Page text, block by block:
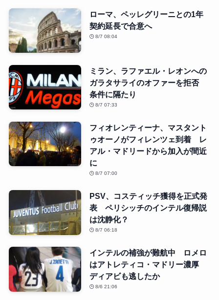
ローマ、ペッレグリーニとの1年
契約延長で合意へ
8/7 08:04
ミラン、ラファエル・レオンへの
ガラタサライのオファーを拒否
条件に隔たり
8/7 07:33
フィオレンティーナ、マスタント
ゥオーノがフィレンツェ到着 レ
アル・マドリードから加入が間近
に
8/7 07:00
PSV、コスティッチ獲得を正式発
表 ペリシッチのインテル復帰説
は沈静化？
8/7 06:18
インテルの補強が難航中 ロメロ
はアトレティコ・マドリー濃厚
ディアビも逃したか
8/6 21:06